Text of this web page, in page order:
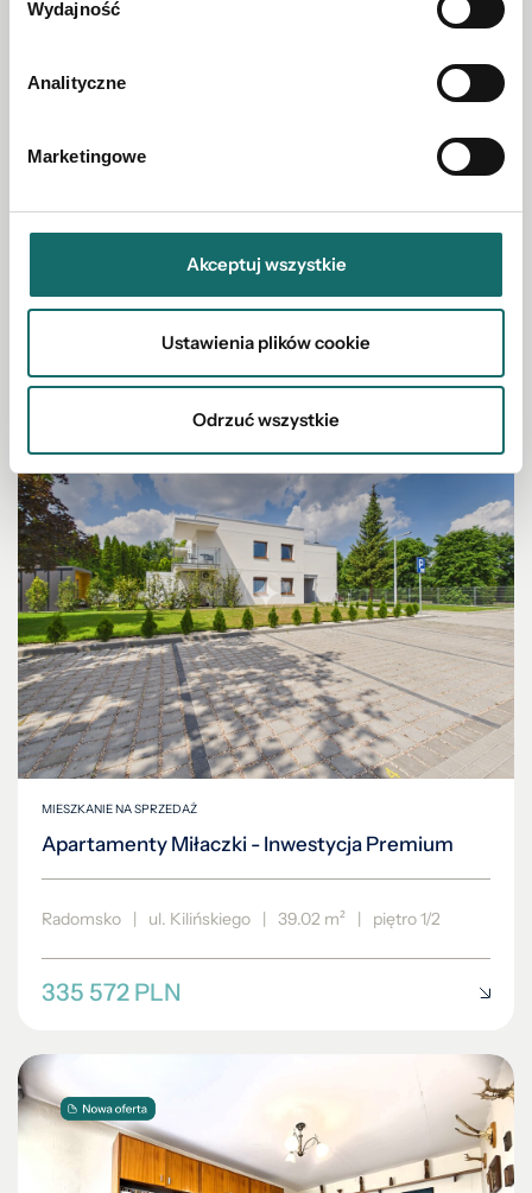
Wydajność
Analityczne
Marketingowe
Akceptuj wszystkie
Ustawienia plików cookie
Odrzuć wszystkie
DZIAŁKA NA SPRZEDAŻ
5965 m2
775 780 PLN
MIESZKANIE NA SPRZEDAŻ
Apartamenty Miłaczki - Inwestycja Premium
Radomsko | ul. Kilińskiego | 39.02 m² | piętro 1/2
335 572 PLN